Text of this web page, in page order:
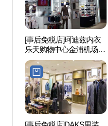
[事后免税店]珂迪兹内衣
乐天购物中心金浦机场店
(코데즈컴바인이너웨어
롯데몰 김포공항점)